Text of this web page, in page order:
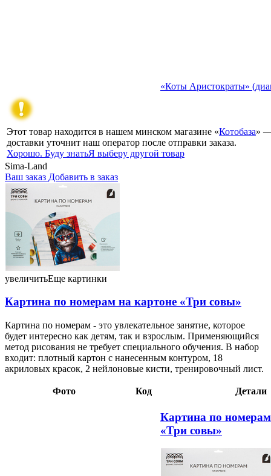
«Коты Аристократы»
Этот товар находится в нашем минском магазине «Котобаза» —
доставки уточнит наш оператор после отправки заказа.
Хорошо. Буду знатьЯ выберу другой товар
Sima-Land
Ваш заказ Добавить в заказ
Картина по номерам на картоне «Три совы» 30×40 см, «Кот в
худи» 17,08 102010
увеличитьЕще картинки
Картина по номерам на картоне «Три совы»
Картина по номерам - это увлекательное занятие, которое
будет интересно как детям, так и взрослым. Применяющийся
метод рисования не требует специального обучения. В набор
входит: плотный картон с нанесенным контуром, 18
акриловых красок, 2 нейлоновые кисти, тренировочный лист.
Фото Код Детали
Картина по
«Три совы»